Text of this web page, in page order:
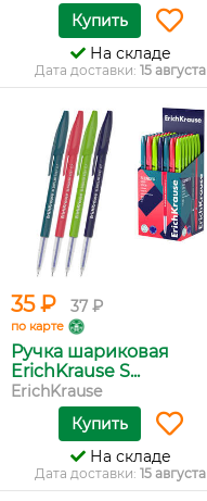
Купить
На складе
Дата доставки: 15 августа
35 ₽ 37 ₽
по карте
Ручка шариковая
ErichKrause S...
ErichKrause
Купить
На складе
Дата доставки: 15 августа